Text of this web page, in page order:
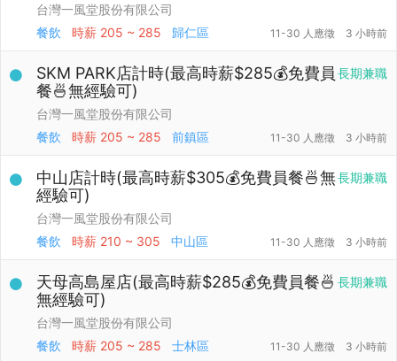
台灣一風堂股份有限公司
餐飲
時薪 205 ~ 285 歸仁區 11-30 人應徵 3 小時前
長期兼職
SKM PARK店計時(最高時薪$285💰免費員
餐🍜無經驗可)
台灣一風堂股份有限公司
餐飲
時薪 205 ~ 285 前鎮區 11-30 人應徵 3 小時前
長期兼職
中山店計時(最高時薪$305💰免費員餐🍜無
經驗可)
台灣一風堂股份有限公司
餐飲
時薪 210 ~ 305 中山區 11-30 人應徵 3 小時前
長期兼職
天母高島屋店(最高時薪$285💰免費員餐🍜
無經驗可)
台灣一風堂股份有限公司
餐飲
時薪 205 ~ 285 士林區 11-30 人應徵 3 小時前